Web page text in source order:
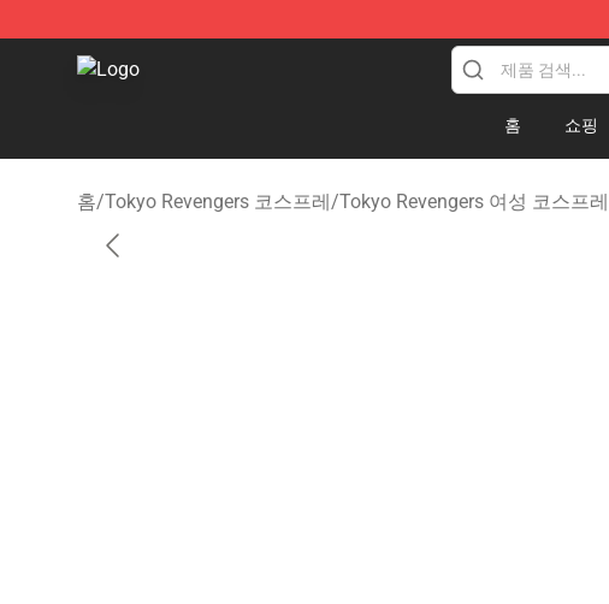
Tokyo Revengers Store - Official Tokyo Revengers Merchandise
홈 쇼핑
홈/Tokyo Revengers 코스프레/Tokyo Revengers 여성 코스프레